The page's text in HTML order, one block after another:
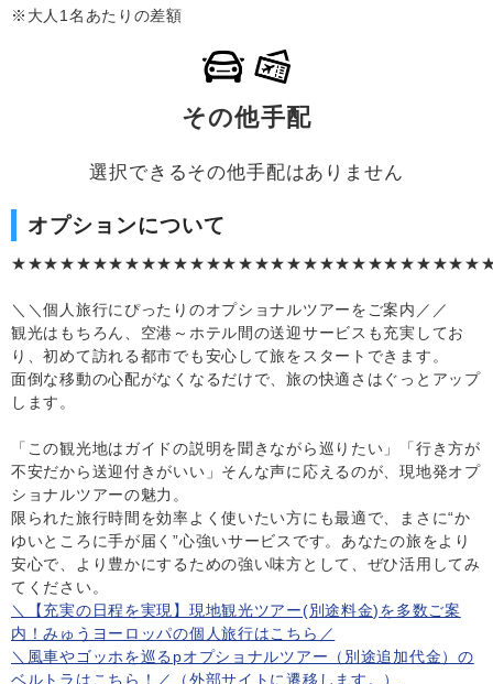
※大人1名あたりの差額
その他手配
選択できるその他手配はありません
オプションについて
＼＼個人旅行にぴったりのオプショナルツアーをご案内／／
観光はもちろん、空港～ホテル間の送迎サービスも充実してお
り、初めて訪れる都市でも安心して旅をスタートできます。
面倒な移動の心配がなくなるだけで、旅の快適さはぐっとアップ
します。
「この観光地はガイドの説明を聞きながら巡りたい」「行き方が
不安だから送迎付きがいい」そんな声に応えるのが、現地発オプ
ショナルツアーの魅力。
限られた旅行時間を効率よく使いたい方にも最適で、まさに“か
ゆいところに手が届く”心強いサービスです。あなたの旅をより
安心で、より豊かにするための強い味方として、ぜひ活用してみ
てください。
＼【充実の日程を実現】現地観光ツアー(別途料金)を多数ご案
内！みゅうヨーロッパの個人旅行はこちら／
＼風車やゴッホを巡るpオプショナルツアー（別途追加代金）の
ベルトラはこちら！／（外部サイトに遷移します。）